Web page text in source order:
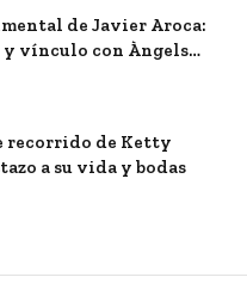
de Javier Aroca:
y vínculo con Àngels
recorrido de Ketty
a su vida y bodas